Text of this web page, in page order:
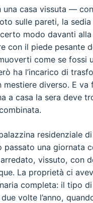
una casa vissuta —
sulle pareti, la
modo davanti
con il piede pesante
come se fossi
ha l’incarico di
mestiere diverso. E va
a casa la sera deve
residenziale
passato una giornata
vissuto, con
La proprietà ci
completa: il tipo
volte l’anno,